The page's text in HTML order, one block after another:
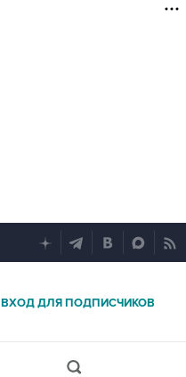
ВХОД ДЛЯ ПОДПИСЧИКОВ